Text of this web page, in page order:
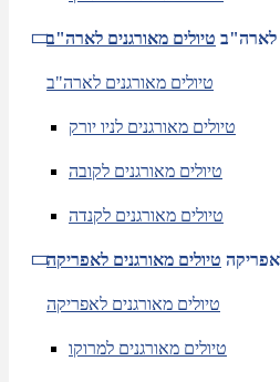
לארה"ב טיולים מאורגנים לארה"ב
טיולים מאורגנים לארה"ב
טיולים מאורגנים לניו יורק
טיולים מאורגנים לקובה
טיולים מאורגנים לקנדה
טיולים מאורגנים לאפריקה
טיולים מאורגנים לאפריקה
טיולים מאורגנים למרוקו